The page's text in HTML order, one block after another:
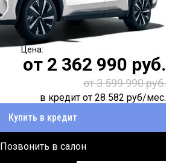
от 2 362 990 руб.
от 3 599 990 руб.
в кредит от 28 582 руб/мес.
Купить в кредит
Позвонить в салон